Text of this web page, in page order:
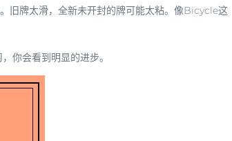
旧牌太滑，全新未开封的牌可能太粘。像Bicycle这
你会看到明显的进步。